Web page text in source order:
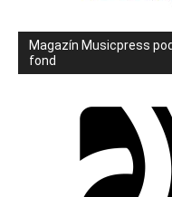
Magazín Musicpress
fond